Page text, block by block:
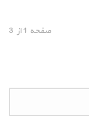
صفحه 1از 3